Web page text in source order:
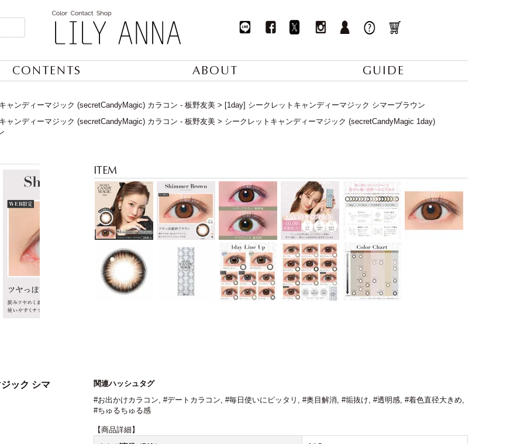
CONTENTS ABOUT GUIDE
ャンディーマジック (secretCandyMagic) カラコン - 板野友美
[1day] シークレットキャンディーマジック シマーブラウン
ャンディーマジック (secretCandyMagic) カラコン - 板野友美
シークレットキャンディーマジック (secretCandyMagic 1day)
ック シマ
関連ハッシュタグ
#お出かけカラコン, #デートカラコン, #毎日使いにピッタリ , #奥目解消, #垢抜け, #透明感, #着色直径大きめ,
#ちゅるちゅる感
【商品詳細】